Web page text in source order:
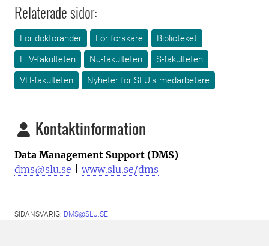
Relaterade sidor:
För doktorander För forskare
Biblioteket
LTV-fakulteten
NJ-fakulteten
S-fakulteten
VH-fakulteten
Nyheter för SLU:s medarbetare
Kontaktinformation
Data Management Support (DMS)
dms@slu.se
www.slu.se/dms
SIDANSVARIG: DMS@SLU.SE